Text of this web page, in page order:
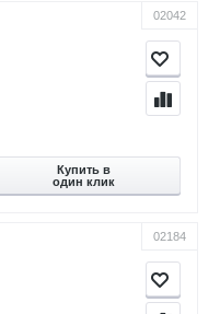
02042
Купить в
один клик
02184